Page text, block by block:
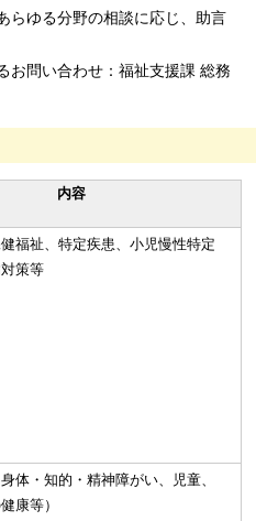
らゆる分野の相談に応じ、助言
お問い合わせ：福祉支援課 総務
内容
福祉、特定疾患、小児慢性特定
策等
体・知的・精神障がい、児童、
康等）